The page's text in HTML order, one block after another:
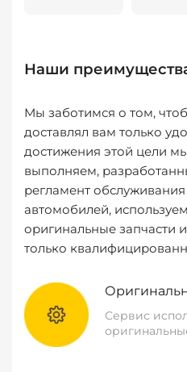
Наши
Мы заботимся о том,
доставлял вам только
достижения этой цели
выполняем,
регламент
автомобилей,
оригинальные запчасти
только
Сервис